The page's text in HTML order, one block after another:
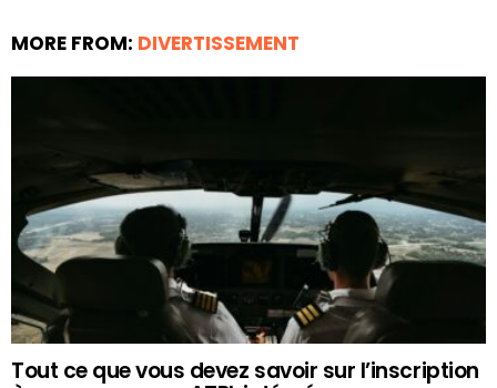
MORE FROM: DIVERTISSEMENT
Tout ce que vous devez savoir sur l’inscription